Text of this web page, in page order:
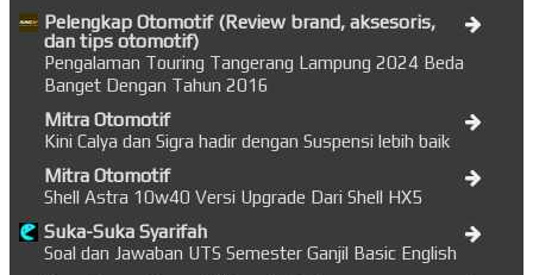
Pelengkap Otomotif (Review brand, aksesoris,
dan tips otomotif)
Pengalaman Touring Tangerang Lampung 2024 Beda
Banget Dengan Tahun 2016
Mitra Otomotif
Kini Calya dan Sigra hadir dengan Suspensi lebih baik
Mitra Otomotif
Shell Astra 10w40 Versi Upgrade Dari Shell HX5
Suka-Suka Syarifah
Soal dan Jawaban UTS Semester Ganjil Basic English